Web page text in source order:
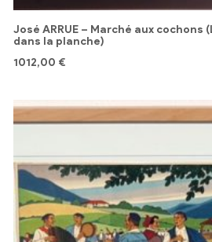
José ARRUE – Marché aux
dans la planche)
1012,00 €